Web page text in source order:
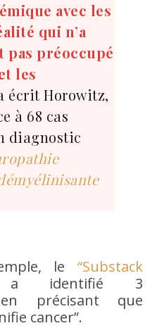
avec les
qui n’a
pas préoccupé
les
écrit Horowitz,
à 68 cas
diagnostic
le “Substack
identifié 3
précisant que
cancer”.